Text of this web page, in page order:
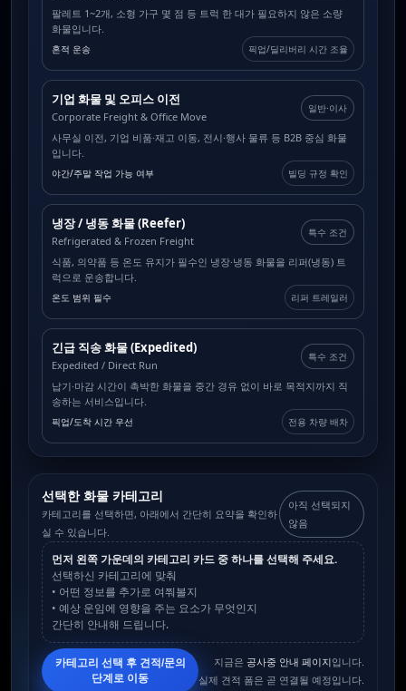
팔레트 1~2개, 소형 가구 몇 점 등 트럭 한 대가 필요하지 않은 소량
화물입니다.
혼적 운송 픽업/딜리버리 시간 조율
기업 화물 및 오피스 이전
Corporate Freight & Office Move
일반·이사
사무실 이전, 기업 비품·재고 이동, 전시·행사 물류 등 B2B 중심 화물
입니다.
야간/주말 작업 가능 여부 빌딩 규정 확인
냉장 / 냉동 화물 (Reefer)
Refrigerated & Frozen Freight
특수 조건
식품, 의약품 등 온도 유지가 필수인 냉장·냉동 화물을 리퍼(냉동) 트
럭으로 운송합니다.
온도 범위 필수 리퍼 트레일러
긴급 직송 화물 (Expedited)
Expedited / Direct Run
특수 조건
납기·마감 시간이 촉박한 화물을 중간 경유 없이 바로 목적지까지 직
송하는 서비스입니다.
픽업/도착 시간 우선 전용 차량 배차
선택한 화물 카테고리
카테고리를 선택하면, 아래에서 간단히 요약을 확인하
실 수 있습니다.
아직 선택되지
않음
먼저 왼쪽 가운데의 카테고리 카드 중 하나를 선택해 주세요.
선택하신 카테고리에 맞춰
• 어떤 정보를 추가로 여쭤볼지
• 예상 운임에 영향을 주는 요소가 무엇인지
간단히 안내해 드립니다.
카테고리 선택 후 견적/문의
단계로 이동
지금은 공사중 안내 페이지입니다.
실제 견적 폼은 곧 연결될 예정입니다.